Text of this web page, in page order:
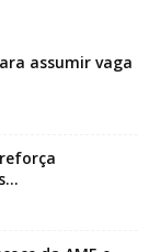
assumir vaga